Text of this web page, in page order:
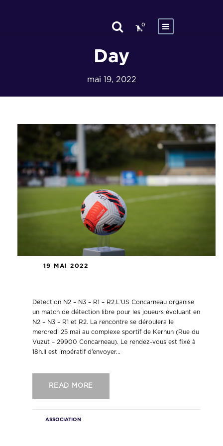
0
Day
mai 19, 2022
19 MAI 2022
Détection N2 – N3 – R1 – R2.L’US Concarneau organise
un match de détection libre pour les joueurs évoluant en
N2 – N3 – R1 et R2. La rencontre se déroulera le
mercredi 25 mai au complexe sportif de Kerhun (Rue du
Vuzut – 29900 Concarneau). Le rendez-vous est fixé à
18h.Il est impératif d’envoyer...
READ MORE
ASSOCIATION